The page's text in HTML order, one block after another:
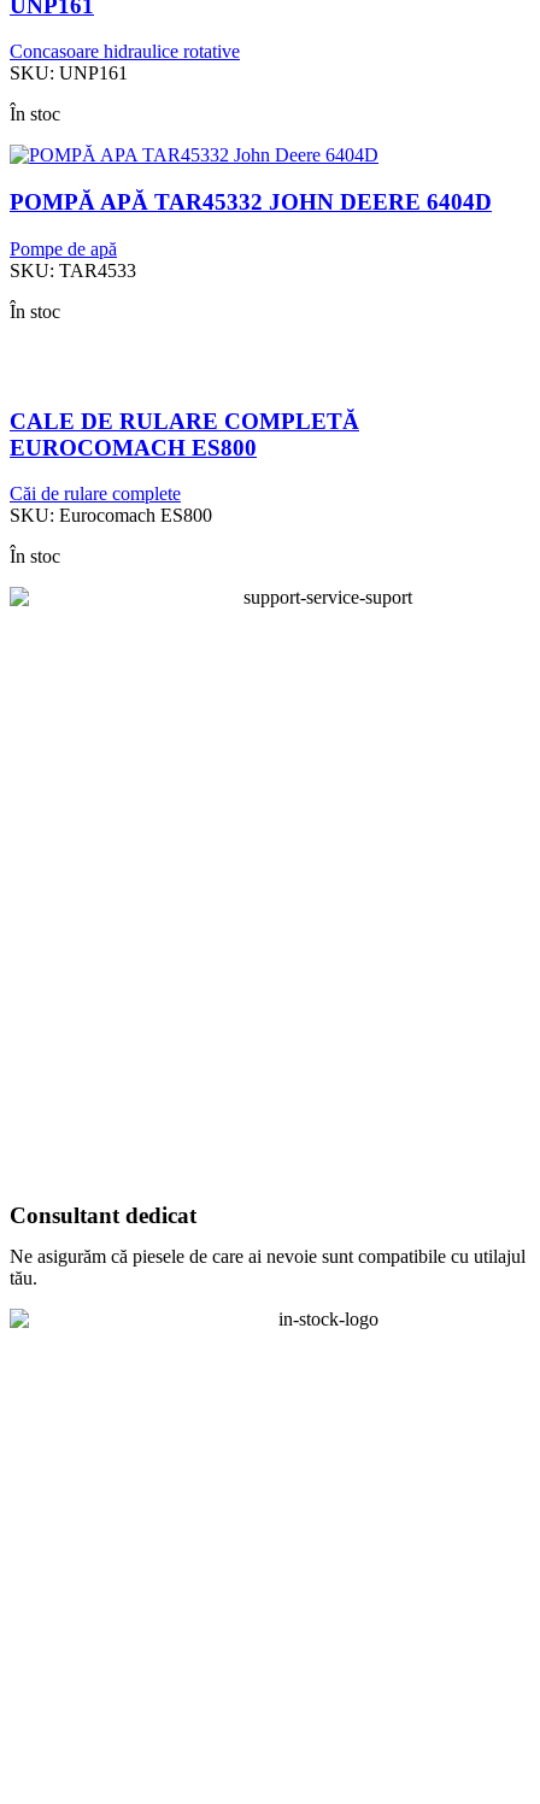
UNP161
Concasoare hidraulice rotative
SKU: UNP161
În stoc
POMPĂ APĂ TAR45332 JOHN DEERE 6404D
Pompe de apă
SKU: TAR4533
În stoc
CALE DE RULARE COMPLETĂ
EUROCOMACH ES800
Căi de rulare complete
SKU: Eurocomach ES800
În stoc
Consultant dedicat
Ne asigurăm că piesele de care ai nevoie sunt compatibile cu utilajul
tău.